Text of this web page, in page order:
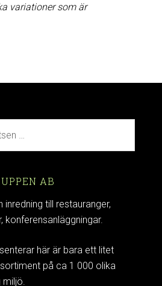
variationer som är
AB
till restauranger,
konferensanläggningar.
här är bara ett litet
på ca 1 000 olika